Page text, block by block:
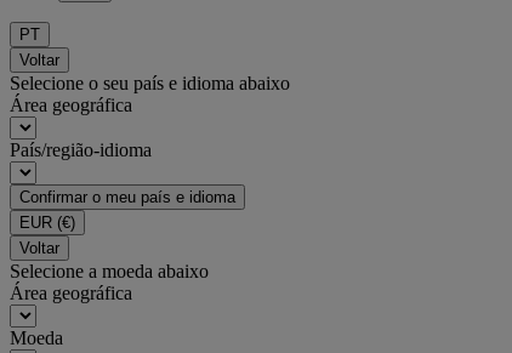
PT
Voltar
Selecione o seu país e idioma abaixo
Área geográfica
País/região-idioma
Confirmar o meu país e idioma
EUR (€)
Voltar
Selecione a moeda abaixo
Área geográfica
Moeda